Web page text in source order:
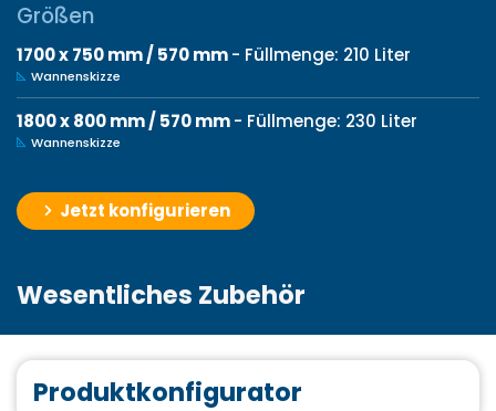
Größen
1700 x 750 mm / 570 mm- Füllmenge: 210 Liter
Wannenskizze
1800 x 800 mm / 570 mm- Füllmenge: 230 Liter
Wannenskizze
Jetzt konfigurieren
Wesentliches Zubehör
Produktkonfigurator